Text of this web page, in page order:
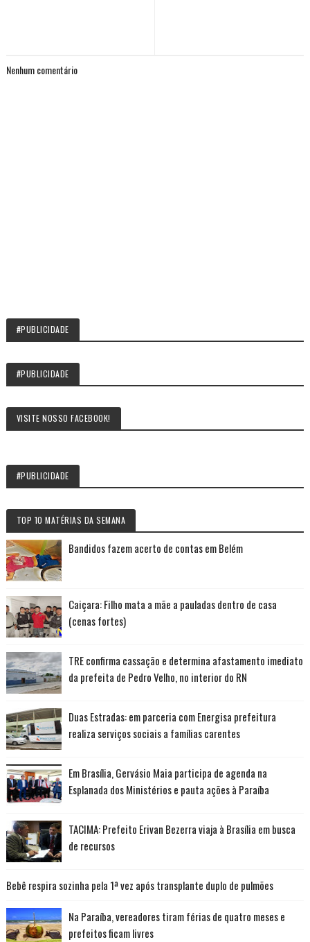
Nenhum comentário
#PUBLICIDADE
#PUBLICIDADE
VISITE NOSSO FACEBOOK!
#PUBLICIDADE
TOP 10 MATÉRIAS DA SEMANA
Bandidos fazem acerto de contas em Belém
Caiçara: Filho mata a mãe a pauladas dentro de casa
(cenas fortes)
TRE confirma cassação e determina afastamento imediato
da prefeita de Pedro Velho, no interior do RN
Duas Estradas: em parceria com Energisa prefeitura
realiza serviços sociais a famílias carentes
Em Brasília, Gervásio Maia participa de agenda na
Esplanada dos Ministérios e pauta ações à Paraíba
TACIMA: Prefeito Erivan Bezerra viaja à Brasília em busca
de recursos
Bebê respira sozinha pela 1ª vez após transplante duplo de pulmões
Na Paraíba, vereadores tiram férias de quatro meses e
prefeitos ficam livres